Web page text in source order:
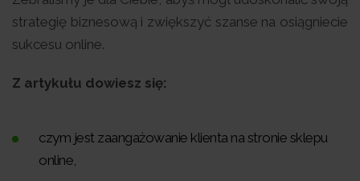
strategię biznesową i zwiększyć szanse na osiągniecie
sukcesu online.
Z artykułu dowiesz się:
czym jest zaangażowanie klienta na stronie sklepu
online,